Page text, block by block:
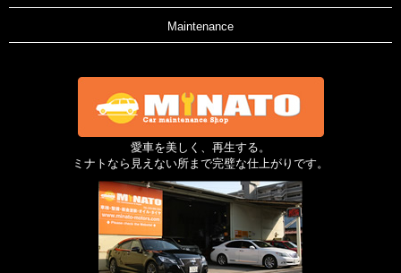
Maintenance
愛車を美しく、再生する。
ミナトなら見えない所まで完璧な仕上がりです。